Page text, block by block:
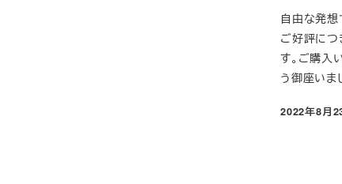
自由な発想
ご好評に
す。ご購入
う御座い
投稿日
2022年8月